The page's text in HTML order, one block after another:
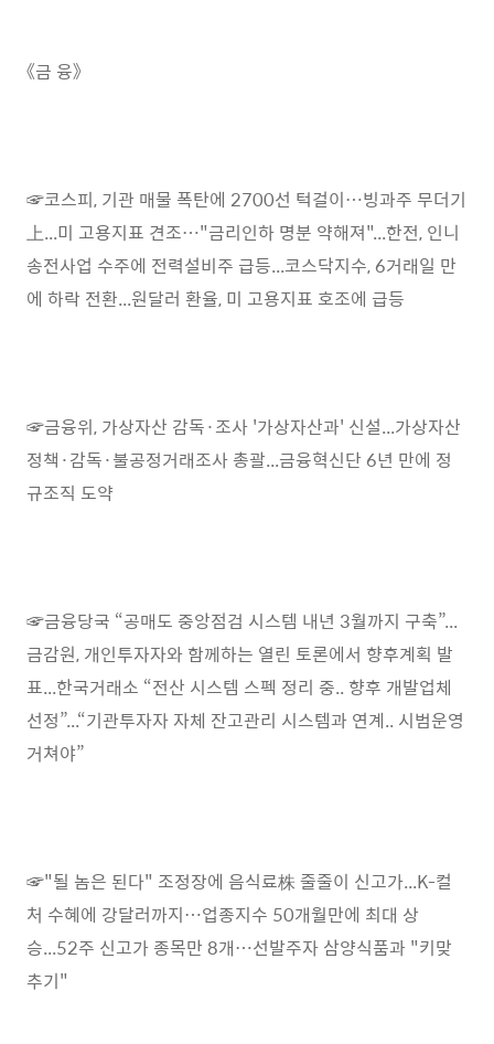
《금 융》
☞코스피, 기관 매물 폭탄에 2700선 턱걸이…빙과주 무더기
上...미 고용지표 견조…"금리인하 명분 약해져"...한전, 인니
송전사업 수주에 전력설비주 급등...코스닥지수, 6거래일 만
에 하락 전환...원달러 환율, 미 고용지표 호조에 급등
☞금융위, 가상자산 감독·조사 '가상자산과' 신설...가상자산
정책·감독·불공정거래조사 총괄...금융혁신단 6년 만에 정
규조직 도약
☞금융당국 “공매도 중앙점검 시스템 내년 3월까지 구축”...
금감원, 개인투자자와 함께하는 열린 토론에서 향후계획 발
표...한국거래소 “전산 시스템 스펙 정리 중.. 향후 개발업체
선정”...“기관투자자 자체 잔고관리 시스템과 연계.. 시범운영
거쳐야”
☞"될 놈은 된다" 조정장에 음식료株 줄줄이 신고가...K-컬
처 수혜에 강달러까지…업종지수 50개월만에 최대 상
승...52주 신고가 종목만 8개…선발주자 삼양식품과 "키맞
추기"